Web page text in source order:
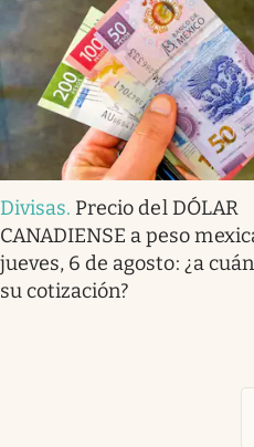
Divisas. Precio del DÓLAR
CANADIENSE a peso
jueves, 6 de agosto: ¿a
su cotización?